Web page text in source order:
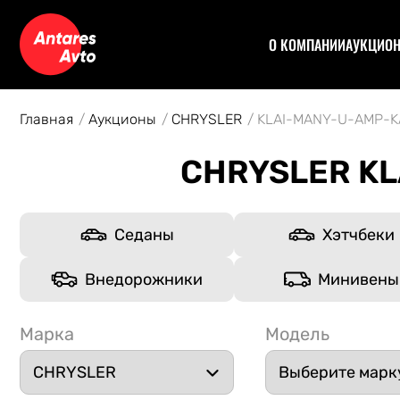
О КОМПАНИИ
Главная Аукционы CHRYSLER KLAI-MANY-U-AMP-
CHRYSLER
Седаны Хэтчбеки
Внедорожники Минивены
Марка Модель